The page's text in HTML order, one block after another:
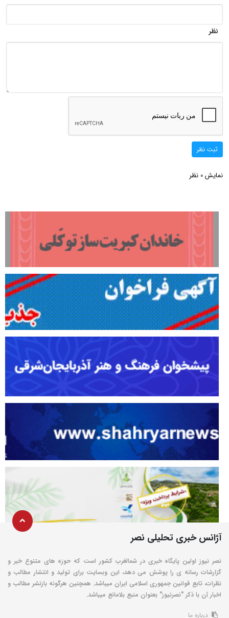
نظر
ثبت نظر
نمایش 0 نظر
آژانس خبری تحلیلی نصر
نصر نیوز اولین پایگاه خبری در شمالغرب کشور است که حوزه های متنوع خبر و
گزارشات رسانه ی را پوشش می دهد، این وبسایت برای تولید و انتشار مطالب و
نظرات، تابع قوانین جمهوری اسلامی ایران میباشد. همچنین هرگونه بازنشر مطالب و
اخبار آن با ذکر "نصرنیوز" بعنوان منبع بلامانع میباشد.
درباره ما